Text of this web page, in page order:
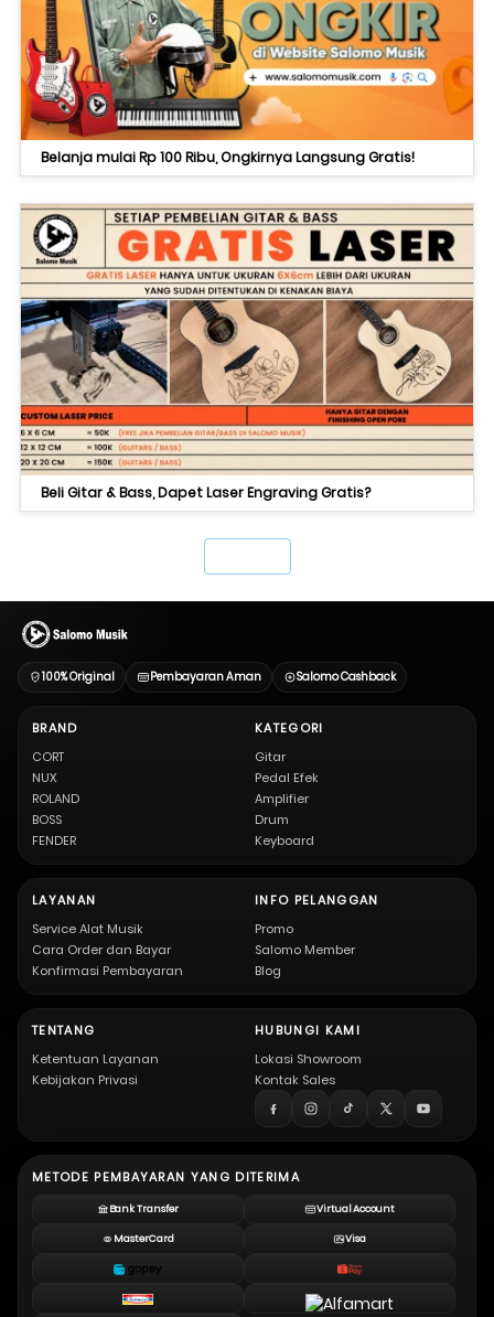
Belanja mulai Rp 100 Ribu, Ongkirnya Langsung Gratis!
Beli Gitar & Bass, Dapet Laser Engraving Gratis?
100% Original Pembayaran Aman Salomo Cashback
BRAND
CORT
NUX
ROLAND
BOSS
FENDER
KATEGORI
Gitar
Pedal Efek
Amplifier
Drum
Keyboard
LAYANAN
Service Alat Musik
Cara Order dan Bayar
Konfirmasi Pembayaran
INFO PELANGGAN
Promo
Salomo Member
Blog
TENTANG
Ketentuan Layanan
Kebijakan Privasi
HUBUNGI KAMI
Lokasi Showroom
Kontak Sales
METODE PEMBAYARAN YANG DITERIMA
Bank Transfer Virtual Account
MasterCard Visa